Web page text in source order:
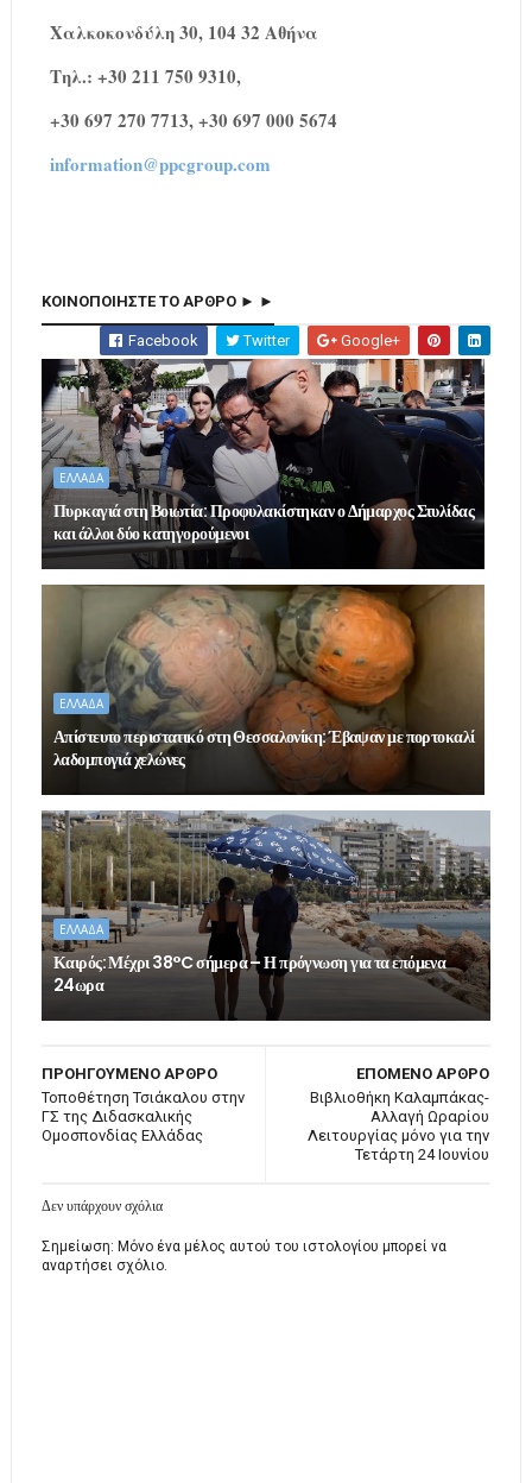
Χαλκοκονδύλη 30, 104 32 Αθήνα
Τηλ.: +30 211 750 9310,
+30697 270 7713, +30 697 000 5674
information@ppcgroup.com
ΚΟΙΝΟΠΟΙΗΣΤΕ ΤΟ ΑΡΘΡΟ ► ►
Facebook Twitter Google+
ΕΛΛΑΔΑ
Πυρκαγιά στη Βοιωτία: Προφυλακίστηκαν ο Δήμαρχος Στυλίδας
και άλλοι δύο κατηγορούμενοι
ΕΛΛΑΔΑ
Απίστευτο περιστατικό στη Θεσσαλονίκη: Έβαψαν με πορτοκαλί
λαδομπογιά χελώνες
ΕΛΛΑΔΑ
Καιρός: Μέχρι 38°C σήμερα – Η πρόγνωση για τα επόμενα
24ωρα
ΕΠΟΜΕΝΟ ΑΡΘΡΟ
Βιβλιοθήκη Καλαμπάκας-
Αλλαγή Ωραρίου
Λειτουργίας μόνο για την
Τετάρτη 24 Ιουνίου
ΠΡΟΗΓΟΥΜΕΝΟ ΑΡΘΡΟ
Τοποθέτηση Τσιάκαλου στην
ΓΣ της Διδασκαλικής
Ομοσπονδίας Ελλάδας
Δεν υπάρχουν σχόλια
Σημείωση: Μόνο ένα μέλος αυτού του ιστολογίου μπορεί να
αναρτήσει σχόλιο.